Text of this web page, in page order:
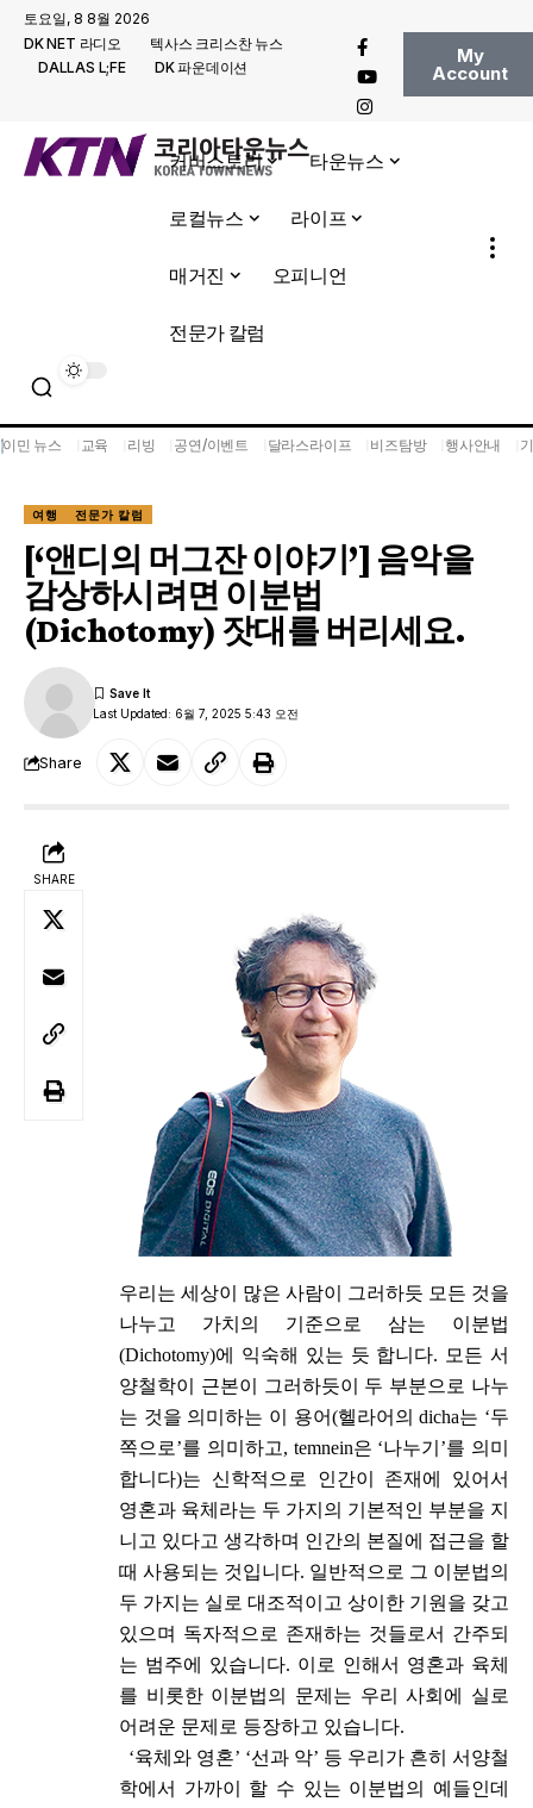
토요일, 8 8월 2026
DK NET 라디오
텍사스 크리스찬 뉴스
DALLAS L;FE
DK 파운데이션
My
Account
커버스토리 타운뉴스
로컬뉴스 라이프
매거진 오피니언
전문가 칼럼
이민 뉴스 교육 리빙 공연/이벤트 달라스라이프 비즈탐방 행사안내
여행 전문가 칼럼
[‘앤디의 머그잔 이야기’] 음악을
감상하시려면 이분법
(Dichotomy) 잣대를 버리세요.
Last Updated: 6월 7, 2025 5:43 오전
Share
SHARE
우리는 세상이 많은 사람이 그러하듯 모든 것을
나누고 가치의 기준으로 삼는 이분법
(Dichotomy)에 익숙해 있는 듯 합니다. 모든 서
양철학이 근본이 그러하듯이 두 부분으로 나누
는 것을 의미하는 이 용어(헬라어의 dicha는 ‘두
쪽으로’를 의미하고, temnein은 ‘나누기’를 의미
합니다)는 신학적으로 인간이 존재에 있어서
영혼과 육체라는 두 가지의 기본적인 부분을 지
니고 있다고 생각하며 인간의 본질에 접근을 할
때 사용되는 것입니다. 일반적으로 그 이분법의
두 가지는 실로 대조적이고 상이한 기원을 갖고
있으며 독자적으로 존재하는 것들로서 간주되
는 범주에 있습니다. 이로 인해서 영혼과 육체
를 비롯한 이분법의 문제는 우리 사회에 실로
어려운 문제로 등장하고 있습니다.
‘육체와 영혼’ ‘선과 악’ 등 우리가 흔히 서양철
학에서 가까이 할 수 있는 이분법의 예들인데